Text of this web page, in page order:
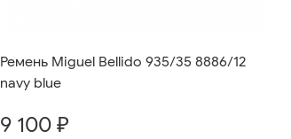
Ремень Miguel Bellido 935/35 8886/12
navy blue
9 100 ₽